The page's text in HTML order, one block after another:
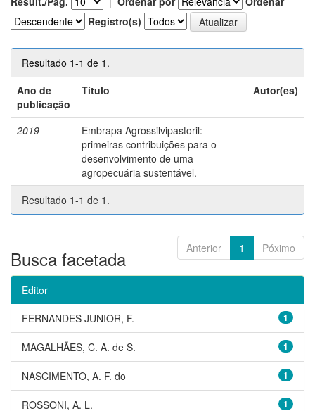
Registro(s)
Resultado 1-1 de 1.
Ano de
publicação
Título Autor(es)
2019
Embrapa Agrossilvipastoril:
primeiras contribuições para o
desenvolvimento de uma
agropecuária sustentável.
-
Resultado 1-1 de 1.
Anterior 1 Póximo
Busca facetada
Editor
1
FERNANDES JUNIOR, F.
1
MAGALHÃES, C. A. de S.
1
NASCIMENTO, A. F. do
1
ROSSONI, A. L.